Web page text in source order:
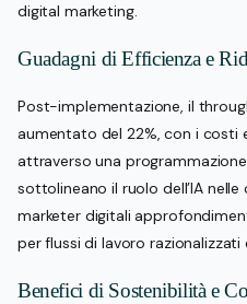
digital marketing.
Guadagni di Efficienza e
Post-implementazione, il
aumentato del 22%, con i costi
attraverso una
sottolineano il ruolo dell’IA
marketer digitali
per flussi di lavoro
Benefici di Sostenibilità e